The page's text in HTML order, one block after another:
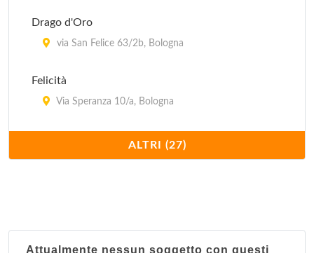
Drago d'Oro
via San Felice 63/2b, Bologna
Felicità
Via Speranza 10/a, Bologna
Via Giovan Battista Morgagni 8, Comune
ALTRI (27)
Attualmente nessun soggetto con questi